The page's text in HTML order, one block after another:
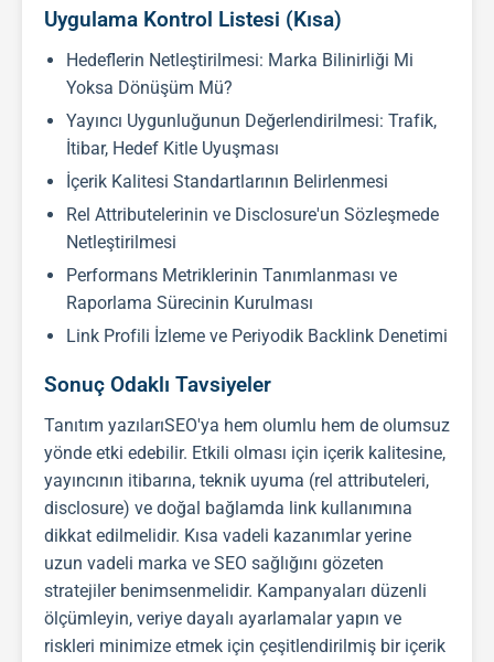
Uygulama Kontrol Listesi (Kısa)
Hedeflerin Netleştirilmesi: Marka Bilinirliği Mi
Yoksa Dönüşüm Mü?
Yayıncı Uygunluğunun Değerlendirilmesi: Trafik,
İtibar, Hedef Kitle Uyuşması
İçerik Kalitesi Standartlarının Belirlenmesi
Rel Attributelerinin ve Disclosure'un Sözleşmede
Netleştirilmesi
Performans Metriklerinin Tanımlanması ve
Raporlama Sürecinin Kurulması
Link Profili İzleme ve Periyodik Backlink Denetimi
Sonuç Odaklı Tavsiyeler
Tanıtım yazılarıSEO'ya hem olumlu hem de olumsuz
yönde etki edebilir. Etkili olması için içerik kalitesine,
yayıncının itibarına, teknik uyuma (rel attributeleri,
disclosure) ve doğal bağlamda link kullanımına
dikkat edilmelidir. Kısa vadeli kazanımlar yerine
uzun vadeli marka ve SEO sağlığını gözeten
stratejiler benimsenmelidir. Kampanyaları düzenli
ölçümleyin, veriye dayalı ayarlamalar yapın ve
riskleri minimize etmek için çeşitlendirilmiş bir içerik